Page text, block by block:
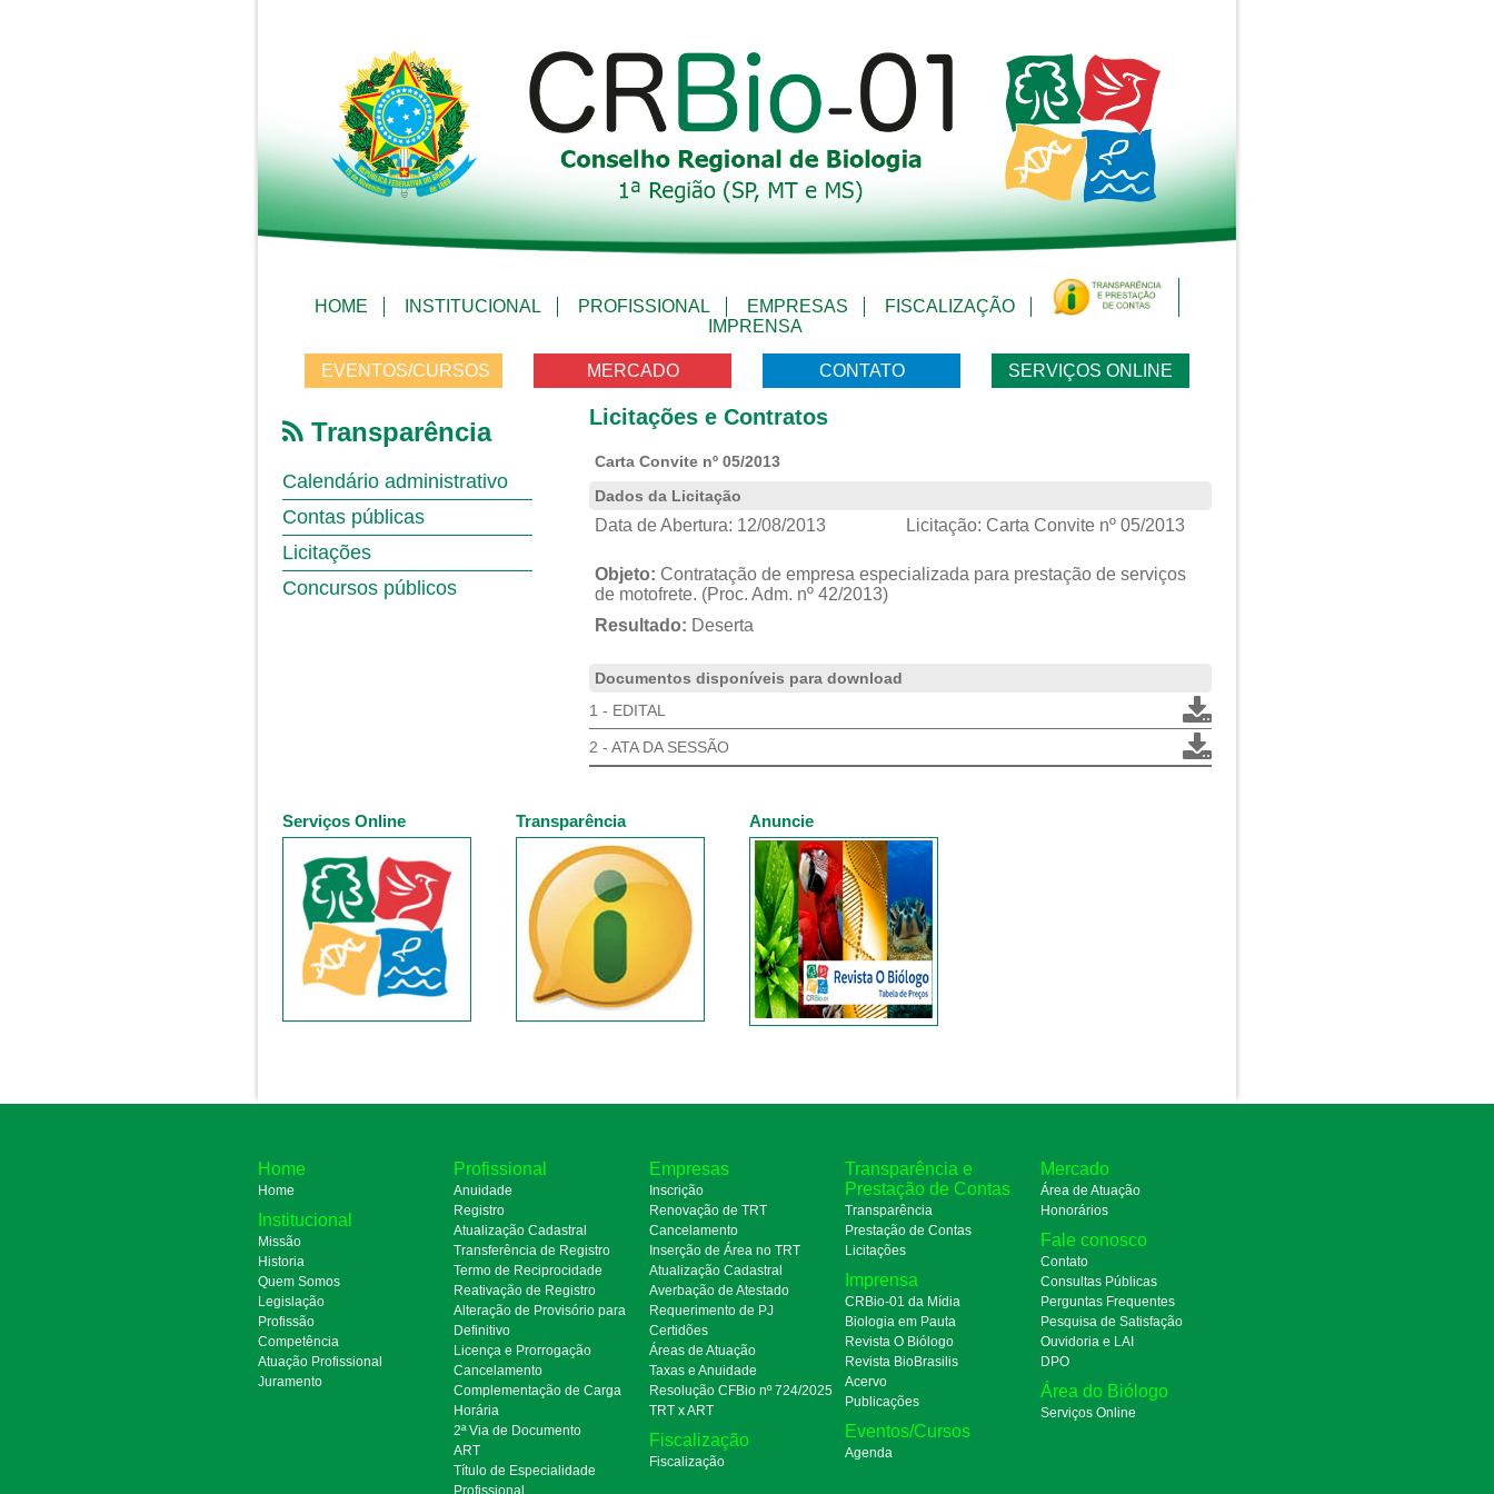
HOME INSTITUCIONAL PROFISSIONAL EMPRESAS
FISCALIZAÇÃO
IMPRENSA
EVENTOS/CURSOS MERCADO CONTATO SERVIÇOS ONLINE
Transparência
Calendário administrativo
Contas públicas
Licitações
Concursos públicos
Licitações e Contratos
Carta Convite nº 05/2013
Dados da Licitação
Data de Abertura: 12/08/2013 Licitação: Carta Convite nº 05/2013
Objeto: Contratação de empresa especializada para prestação de serviços
de motofrete. (Proc. Adm. nº 42/2013)
Resultado: Deserta
Documentos disponíveis para download
1 - EDITAL
2 - ATA DA SESSÃO
Serviços Online Transparência Anuncie
Home
Home
Institucional
Missão
Historia
Quem Somos
Legislação
Profissão
Competência
Atuação Profissional
Juramento
Profissional
Anuidade
Registro
Atualização Cadastral
Transferência de Registro
Termo de Reciprocidade
Reativação de Registro
Alteração de Provisório para
Definitivo
Licença e Prorrogação
Cancelamento
Complementação de Carga
Horária
2ª Via de Documento
ART
Título de Especialidade
Profissional
Empresas
Inscrição
Renovação de TRT
Cancelamento
Inserção de Área no TRT
Atualização Cadastral
Averbação de Atestado
Requerimento de PJ
Certidões
Áreas de Atuação
Taxas e Anuidade
Resolução CFBio nº 724/2025
TRT x ART
Fiscalização
Fiscalização
Transparência e
Prestação de Contas
Transparência
Prestação de Contas
Licitações
Imprensa
CRBio-01 da Mídia
Biologia em Pauta
Revista O Biólogo
Revista BioBrasilis
Acervo
Publicações
Eventos/Cursos
Agenda
Mercado
Área de Atuação
Honorários
Fale conosco
Contato
Consultas Públicas
Perguntas Frequentes
Pesquisa de Satisfação
Ouvidoria e LAI
DPO
Área do Biólogo
Serviços Online